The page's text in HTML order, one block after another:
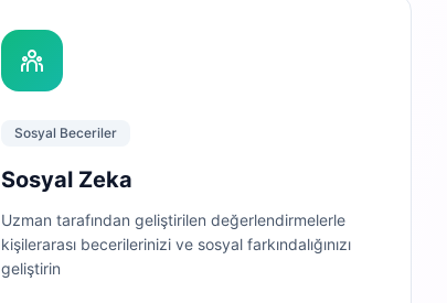
Sosyal Beceriler
Sosyal Zeka
Uzman tarafından geliştirilen değerlendirmelerle
kişilerarası becerilerinizi ve sosyal farkındalığınızı
geliştirin